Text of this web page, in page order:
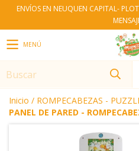
ENVÍOS EN NEUQUEN CAPITAL-
MENÚ
Inicio / ROMPECABEZAS -
PANEL DE PARED -